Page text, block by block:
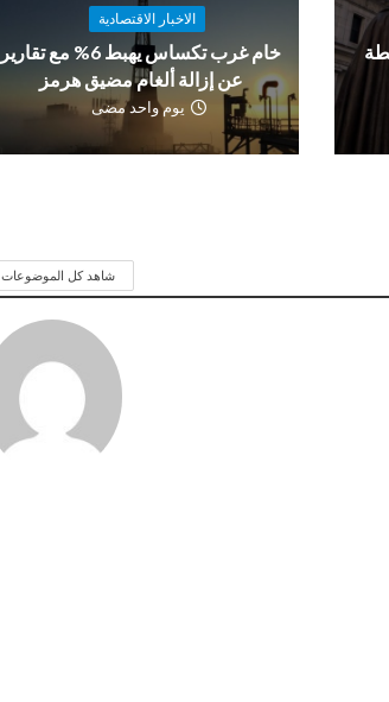
من 1000 نقطة
الاخبار الاقتصادية
خام غرب تكساس يهبط 6% مع تقارير
عن إزالة ألغام مضيق هرمز
يوم واحد مضى
شاهد كل الموضوعات